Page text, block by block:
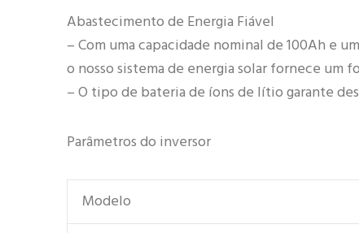
Abastecimento de Energia Fiável
– Com uma capacidade nominal de 100Ah e
o nosso sistema de energia solar fornece um
– O tipo de bateria de íons de lítio garante
Parâmetros do inversor
Modelo